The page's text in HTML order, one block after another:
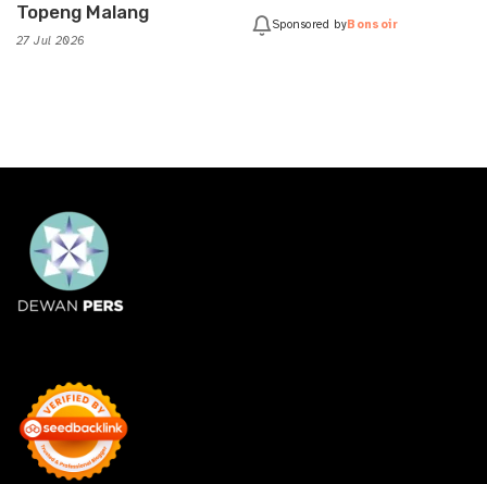
Topeng Malang
27 Jul 2026
Sponsored byBonsoir